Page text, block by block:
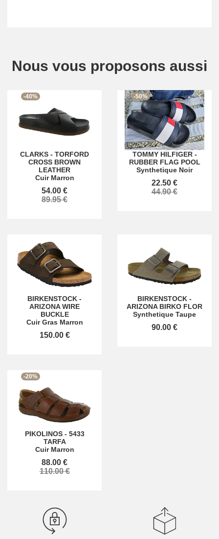
Nous vous proposons aussi
-40%
CLARKS - TORFORD
CROSS BROWN
LEATHER
Cuir Marron
54.00 €
89.95 €
-50%
TOMMY HILFIGER-
RUBBER FLAG POOL
Synthetique Noir
22.50 €
44.90 €
BIRKENSTOCK -
ARIZONA WIRE
BUCKLE
Cuir Gras Marron
150.00 €
BIRKENSTOCK -
ARIZONA BIRKO FLOR
Synthetique Taupe
90.00 €
-20%
PIKOLINOS- 5433
TARFA
Cuir Marron
88.00 €
110.00 €